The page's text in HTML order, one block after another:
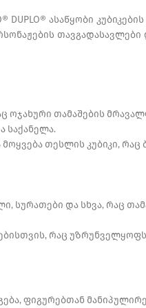
DUPLO® ასაწყობი
ოჯახური თამაშების
საქანელა.
თესლის კუბიკი, რაც
სურათები და სხვა, რაც
რაც
ფიგურებთან